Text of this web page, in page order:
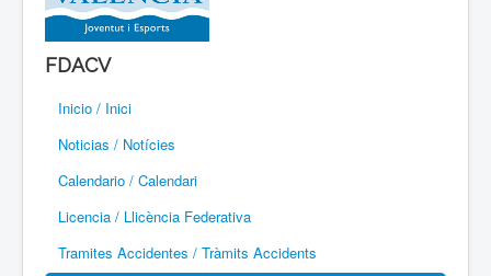
Ala Delta
Paracaidismo / Paracaigudisme
Parapente / Parapent
Ultraligeros / Ultralleugers
Vuelo Con Motor / Vol Amb Motor
FDACV
Inicio / Inici
Noticias / Notícies
Calendario / Calendari
Licencia / Llicència Federativa
Tramites Accidentes / Tràmits Accidents